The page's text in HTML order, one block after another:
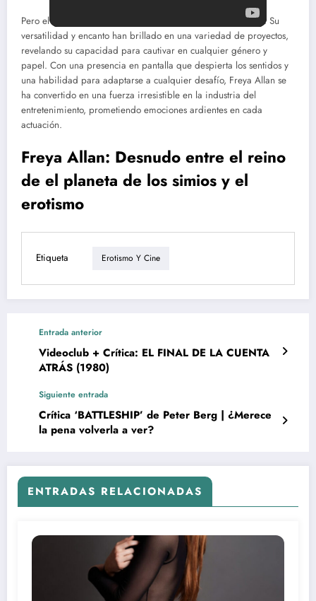
Pero el encanto de Freya Allan no se limita a «The Witcher». Su
versatilidad y encanto han brillado en una variedad de proyectos,
revelando su capacidad para cautivar en cualquier género y
papel. Con una presencia en pantalla que despierta los sentidos y
una habilidad para adaptarse a cualquier desafío, Freya Allan se
ha convertido en una fuerza irresistible en la industria del
entretenimiento, prometiendo emociones ardientes en cada
actuación.
Freya Allan: Desnudo entre el reino
de el planeta de los simios y el
erotismo
Etiqueta Erotismo Y Cine
Entrada anterior
Videoclub + Crítica: EL FINAL DE LA CUENTA
ATRÁS (1980)
Siguiente entrada
Crítica ‘BATTLESHIP’ de Peter Berg | ¿Merece
la pena volverla a ver?
ENTRADAS RELACIONADAS